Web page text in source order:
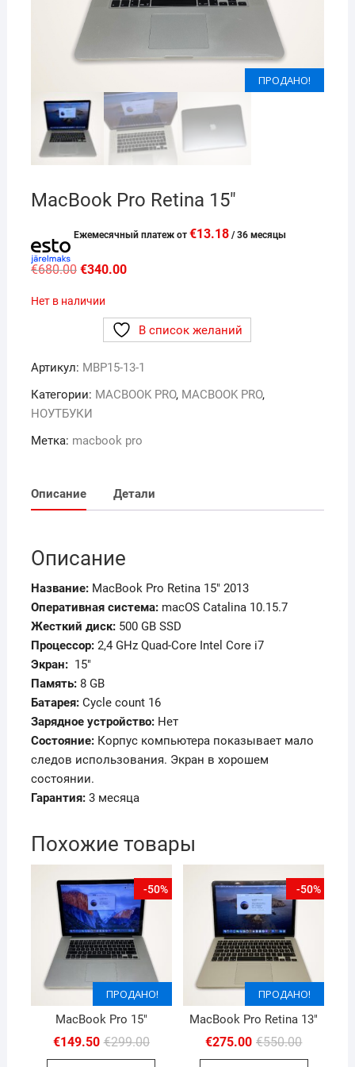
ПРОДАНО!
ПРОДАНО!
MacBook Pro Retina 15″
Eжемесячный платеж от €13.18/ 36 месяцы
€680.00 Первоначальная
€680.00.
€340.00Текущая
Нет в наличии
В список желаний
Артикул: MBP15-13-1
Категории: MACBOOK PRO, MACBOOK PRO,
НОУТБУКИ
Метка: macbook pro
Описание Детали
Описание
Название:MacBook Pro Retina 15″ 2013
Оперативная система: macOS Catalina 10.15.7
Жесткий диск:500 GB SSD
Процессор:2,4 GHz Quad-Core Intel Core i7
Экран: 15″
Память:8 GB
Батарея:Cycle count 16
Зарядное устройство:Нет
Состояние: Корпус компьютера показывает мало
следов использования. Экран в хорошем
состоянии.
Гарантия: 3 месяца
Похожие товары
-50%
ПРОДАНО!
MacBook Pro 15″
€299.00Первоначальная
€149.50
Текущая
-50%
ПРОДАНО!
ПРОДАНО!
MacBook Pro Retina 13″
€550.00
€275.00
Текущая